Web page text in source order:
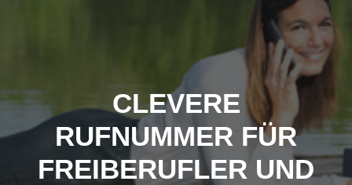
LOGIN
CLEVERE
RUFNUMMER FÜR
FREIBERUFLER UND